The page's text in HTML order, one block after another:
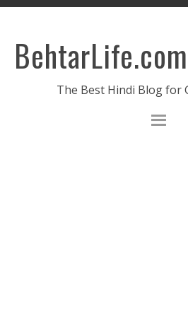
BehtarLife.com
The Best Hindi Blog for